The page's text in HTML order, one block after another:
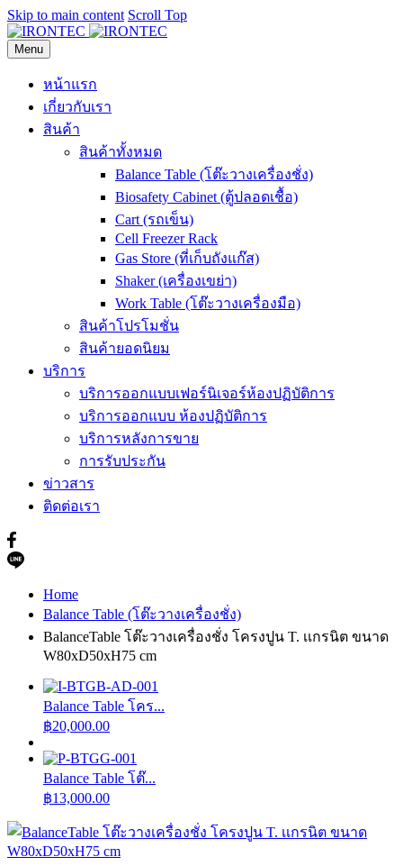
Skip to main content Scroll Top
Menu
หน้าแรก
เกี่ยวกับเรา
สินค้า
สินค้าทั้งหมด
Balance Table (โต๊ะวางเครื่องชั่ง)
Biosafety Cabinet (ตู้ปลอดเชื้อ)
Cart (รถเข็น)
Cell Freezer Rack
Gas Store (ที่เก็บถังแก๊ส)
Shaker (เครื่องเขย่า)
Work Table (โต๊ะวางเครื่องมือ)
สินค้าโปรโมชั่น
สินค้ายอดนิยม
บริการ
บริการออกแบบเฟอร์นิเจอร์ห้องปฏิบัติการ
บริการออกแบบ ห้องปฏิบัติการ
บริการหลังการขาย
การรับประกัน
ข่าวสาร
ติดต่อเรา
Home
Balance Table (โต๊ะวางเครื่องชั่ง)
BalanceTable โต๊ะวางเครื่องชั่ง โครงปูน T. เเกรนิต ขนาด
W80xD50xH75 cm
Balance Table โคร...
฿20,000.00
Balance Table โต๊...
฿13,000.00